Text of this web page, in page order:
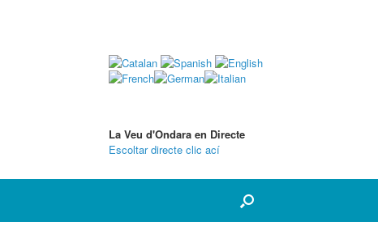
La Veu d'Ondara en Directe
Escoltar directe clic ací